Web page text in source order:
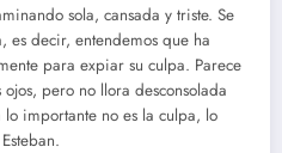
sola, cansada y triste. Se
es decir, entendemos que ha
para expiar su culpa. Parece
pero no llora desconsolada
importante no es la culpa, lo